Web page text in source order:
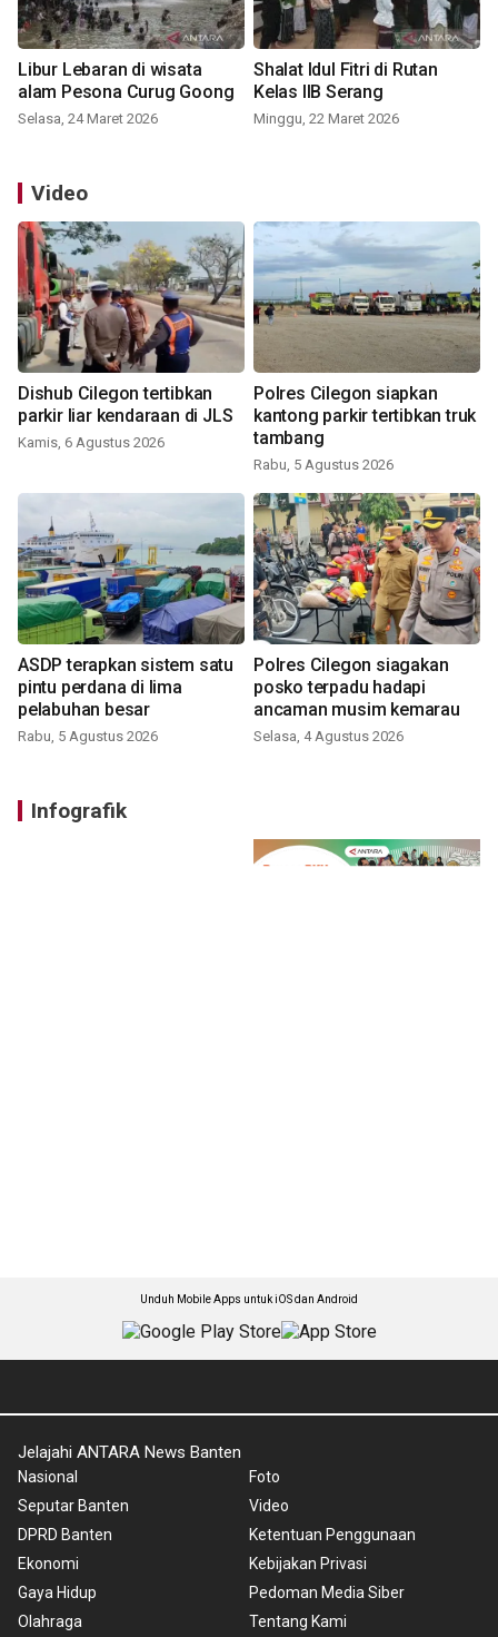
Libur Lebaran di wisata
alam Pesona Curug Goong
Selasa, 24 Maret 2026
Shalat Idul Fitri di Rutan
Kelas IIB Serang
Minggu, 22 Maret 2026
Video
Dishub Cilegon tertibkan
parkir liar kendaraan di JLS
Kamis, 6 Agustus 2026
Polres Cilegon siapkan
kantong parkir tertibkan truk
tambang
Rabu, 5 Agustus 2026
ASDP terapkan sistem satu
pintu perdana di lima
pelabuhan besar
Rabu, 5 Agustus 2026
Polres Cilegon siagakan
posko terpadu hadapi
ancaman musim kemarau
Selasa, 4 Agustus 2026
Infografik
Unduh Mobile Apps untuk iOS dan Android
Jelajahi ANTARA News Banten
Nasional
Seputar Banten
DPRD Banten
Ekonomi
Gaya Hidup
Olahraga
Foto
Video
Ketentuan Penggunaan
Kebijakan Privasi
Pedoman Media Siber
Tentang Kami